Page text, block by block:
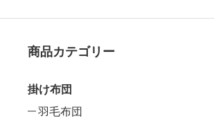
商品カテゴリー
掛け布団
羽毛布団